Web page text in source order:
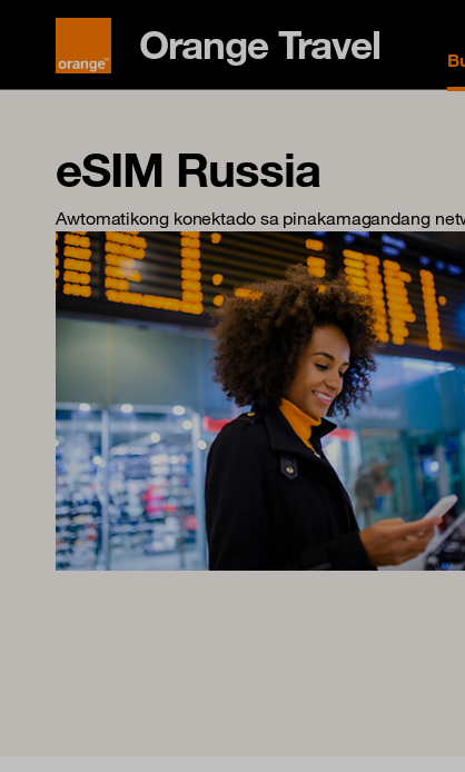
Orange Travel
eSIM Russia
Awtomatikong konektado sa pinakamagandang